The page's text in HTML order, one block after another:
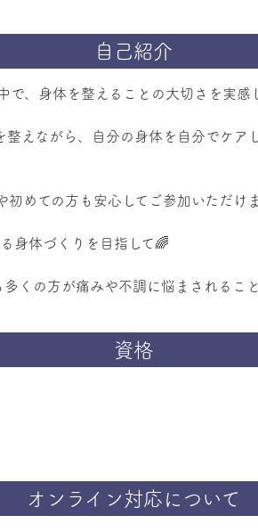
自己紹介
、身体を整えることの大切さを実感
えながら、自分の身体を自分でケア
めての方も安心してご参加いただけ
身体づくりを目指して🌈
くの方が痛みや不調に悩まされるこ
資格
オンライン対応について